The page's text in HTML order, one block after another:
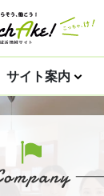
サイト案内